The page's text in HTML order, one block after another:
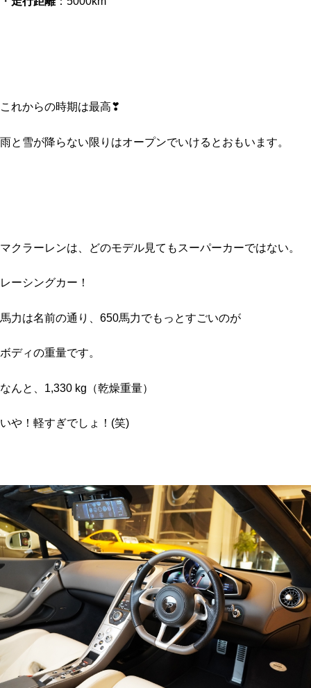
これからの時期は最高❣
雨と雪が降らない限りはオープンでいけるとおもいます。
マクラーレンは、どのモデル見てもスーパーカーではない。
レーシングカー！
馬力は名前の通り、650馬力でもっとすごいのが
ボディの重量です。
なんと、1,330 kg（乾燥重量）
いや！軽すぎでしょ！(笑)